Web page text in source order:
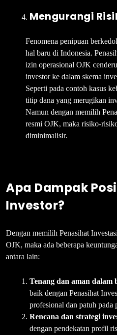
Mengurangi
Fenomena penipuan
hal baru di Indonesia.
izin operasional OJK
investor ke dalam skema
Seperti pada contoh kasus
titip dana yang merugikan
Namun dengan memilih
resmi OJK, maka risiko-
diminimalisir.
Apa Dampak
Investor?
Dengan memilih Penasihat
OJK, maka ada beberapa
antara lain:
Tenang dan aman dalam
baik dengan Penasihat
profesional dan patuh pada
Rencana dan strategi
dengan pendekatan profil